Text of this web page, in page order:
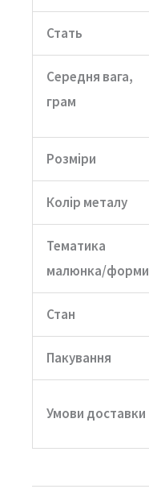
Стать
Середня вага,
грам
Розміри
Колір металу
Тематика
малюнка/форми
Стан
Пакування
Умови доставки